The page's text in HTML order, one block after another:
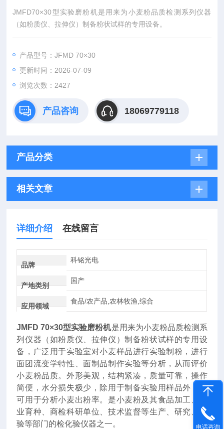
JMFD70×30型实验磨粉机是用来为小麦粉品质检测系列仪器
（如粉质仪、拉伸仪）制备粉状试样的专用设备。
产品型号：JFMD 70×30
更新时间：2026-07-09
浏览次数：2427
产品咨询 18069779118
产品分类
相关文章
详细介绍 在线留言
品牌
科铭光电
产地类别
国产
应用领域
食品/农产品,农林牧渔,综合
JMFD 70×30型实验磨粉机是用来为小麦粉品质检测系
列仪器（如粉质仪、拉伸仪）制备粉状试样的专用设
备，广泛用于实验室对小麦样品进行实验制粉，进行
面团流变学特性、面制品制作实验等分析，从而评价
小麦粉品质。外形美观，结构紧凑，质量可靠，操作
简便，水分损失极少，除用于制备实验用样品外，还
可用于分析小麦出粉率。是小麦粉及其食品加工、农
业育种、商检科研单位、技术监督等生产、研究、检
验等部门的检化验仪器之一。
电话咨询